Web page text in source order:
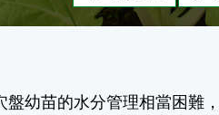
幼苗的水分管理相當困難